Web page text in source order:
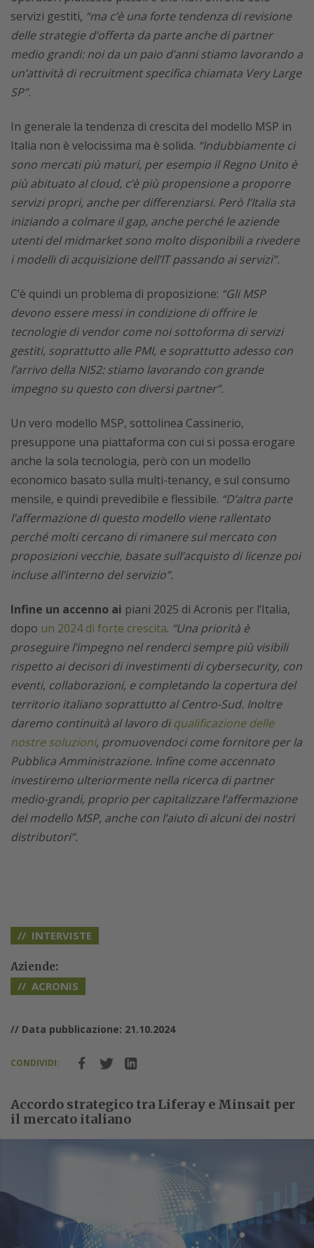
servizi gestiti, “ma c’è una forte tendenza di revisione
delle strategie d’offerta da parte anche di partner
medio grandi: noi da un paio d’anni stiamo lavorando a
un’attività di recruitment specifica chiamata Very Large
SP”.
In generale la tendenza di crescita del modello MSP in
Italia non è velocissima ma è solida. “Indubbiamente ci
sono mercati più maturi, per esempio il Regno Unito è
più abituato al cloud, c’è più propensione a proporre
servizi propri, anche per differenziarsi. Però l’Italia sta
iniziando a colmare il gap, anche perché le aziende
utenti del midmarket sono molto disponibili a rivedere
i modelli di acquisizione dell’IT passando ai servizi”.
C’è quindi un problema di proposizione: “Gli MSP
devono essere messi in condizione di offrire le
tecnologie di vendor come noi sottoforma di servizi
gestiti, soprattutto alle PMI, e soprattutto adesso con
l’arrivo della NIS2: stiamo lavorando con grande
impegno su questo con diversi partner”.
Un vero modello MSP, sottolinea Cassinerio,
presuppone una piattaforma con cui si possa erogare
anche la sola tecnologia, però con un modello
economico basato sulla multi-tenancy, e sul consumo
mensile, e quindi prevedibile e flessibile. “D’altra parte
l’affermazione di questo modello viene rallentato
perché molti cercano di rimanere sul mercato con
proposizioni vecchie, basate sull’acquisto di licenze poi
incluse all’interno del servizio”.
Infine un accenno ai piani 2025 di Acronis per l’Italia,
dopo un 2024 di forte crescita. “Una priorità è
proseguire l’impegno nel renderci sempre più visibili
rispetto ai decisori di investimenti di cybersecurity, con
eventi, collaborazioni, e completando la copertura del
territorio italiano soprattutto al Centro-Sud. Inoltre
daremo continuità al lavoro diqualificazione delle
nostre soluzioni, promuovendoci come fornitore per la
Pubblica Amministrazione. Infine come accennato
investiremo ulteriormente nella ricerca di partner
medio-grandi, proprio per capitalizzare l’affermazione
del modello MSP, anche con l’aiuto di alcuni dei nostri
distributori”.
INTERVISTE
Aziende:
ACRONIS
// Data pubblicazione: 21.10.2024
CONDIVIDI:
Accordo strategico tra Liferay e Minsait per
il mercato italiano